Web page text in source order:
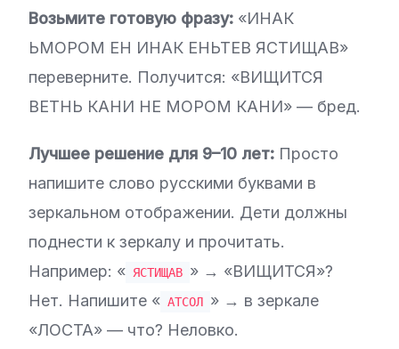
Возьмите готовую фразу: «ИНАК
ЬМОРОМ ЕН ИНАК ЕНЬТЕВ ЯСТИЩАВ»
переверните. Получится: «ВИЩИТСЯ
ВЕТНЬ КАНИ НЕ МОРОМ КАНИ» — бред.
Лучшее решение для 9–10 лет: Просто
напишите слово русскими буквами в
зеркальном отображении. Дети должны
поднести к зеркалу и прочитать.
Например: « ЯСТИЩАВ » → «ВИЩИТСЯ»?
Нет. Напишите « АТСОЛ » → в зеркале
«ЛОСТА» — что? Неловко.